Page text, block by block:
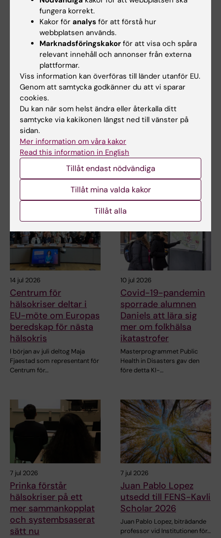
23 jul 2026
KI-forskare bidrar till
nya WHO-riktlinjer
för att förebygga
demens
Professor Miia Kivipelto och
flera forskare vid Karolinska
14 jul 2026
hälsokriser deltar i
EU-möte om Europas
hälsokris
I början av juli deltog Maja
Fjaestad som representant för
Centrum för…
14 jul 2026
Centrum för
hälsokriser deltar i
EU-möte om Europas
beredskap för nästa
hälsokris
I början av juli deltog Maja
Fjaestad som representant för
Centrum för…
10 jul 2026
Covid-19-pandemin
sporrade alumnen
Daniels att lära sig
mer om folkhälsa
ikatastrofer
Masterprogrammet Public
Health in Disasters gav den
före detta KI-…
7 jul 2026
Prinka förstår
hälsokriser på ett
mer sammankopplat
och systembsaserat
sätt nu
7 jul 2026
Juan Pablo Lopez
utsedd till FENS-Kavli
Scholar 2026
Juan Pablo Lopez, biträdande
professor vid Institutionen för…
fungera korrekt.
Kakor för analys för att förstå hur
webbplatsen används.
Marknadsföringskakor för att visa och spåra
relevant innehåll och annonser från externa
plattformar.
Viss information kan överföras till länder utanför EU.
Genom att samtycka godkänner du att vi sparar
cookies.
Du kan när som helst ändra eller återkalla ditt
samtycke via kakikonen längst ned till vänster på
sidan.
Mer information om våra kakor
Read this information in English
Tillåt endast nödvändiga
Tillåt mina valda kakor
Tillåt alla